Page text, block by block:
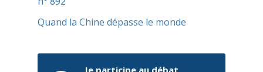
Quand la Chine dépasse le monde